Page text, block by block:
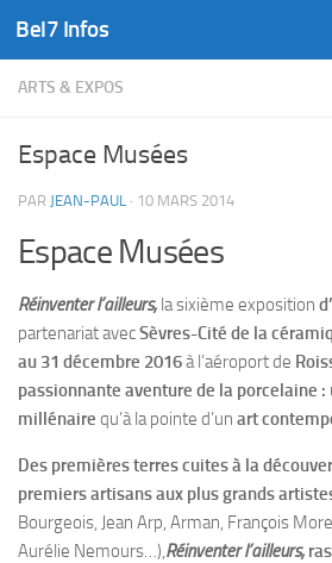
Skip to content
Bel7 Infos
ARTS & EXPOS
Espace Musées
PAR JEAN-PAUL · 10 MARS 2014
Espace Musées
Réinventer l’ailleurs, la sixième exposition
partenariat avecSèvres-Cité de la
au 31 décembre 2016à l’aéroport de
passionnante aventure de la porcelaine :
millénaire qu’à la pointe d’un art
Des premières terres cuites à la
premiers artisans aux plus grands
Bourgeois, Jean Arp, Arman, François
Aurélie Nemours…),Réinventer l’ailleurs,